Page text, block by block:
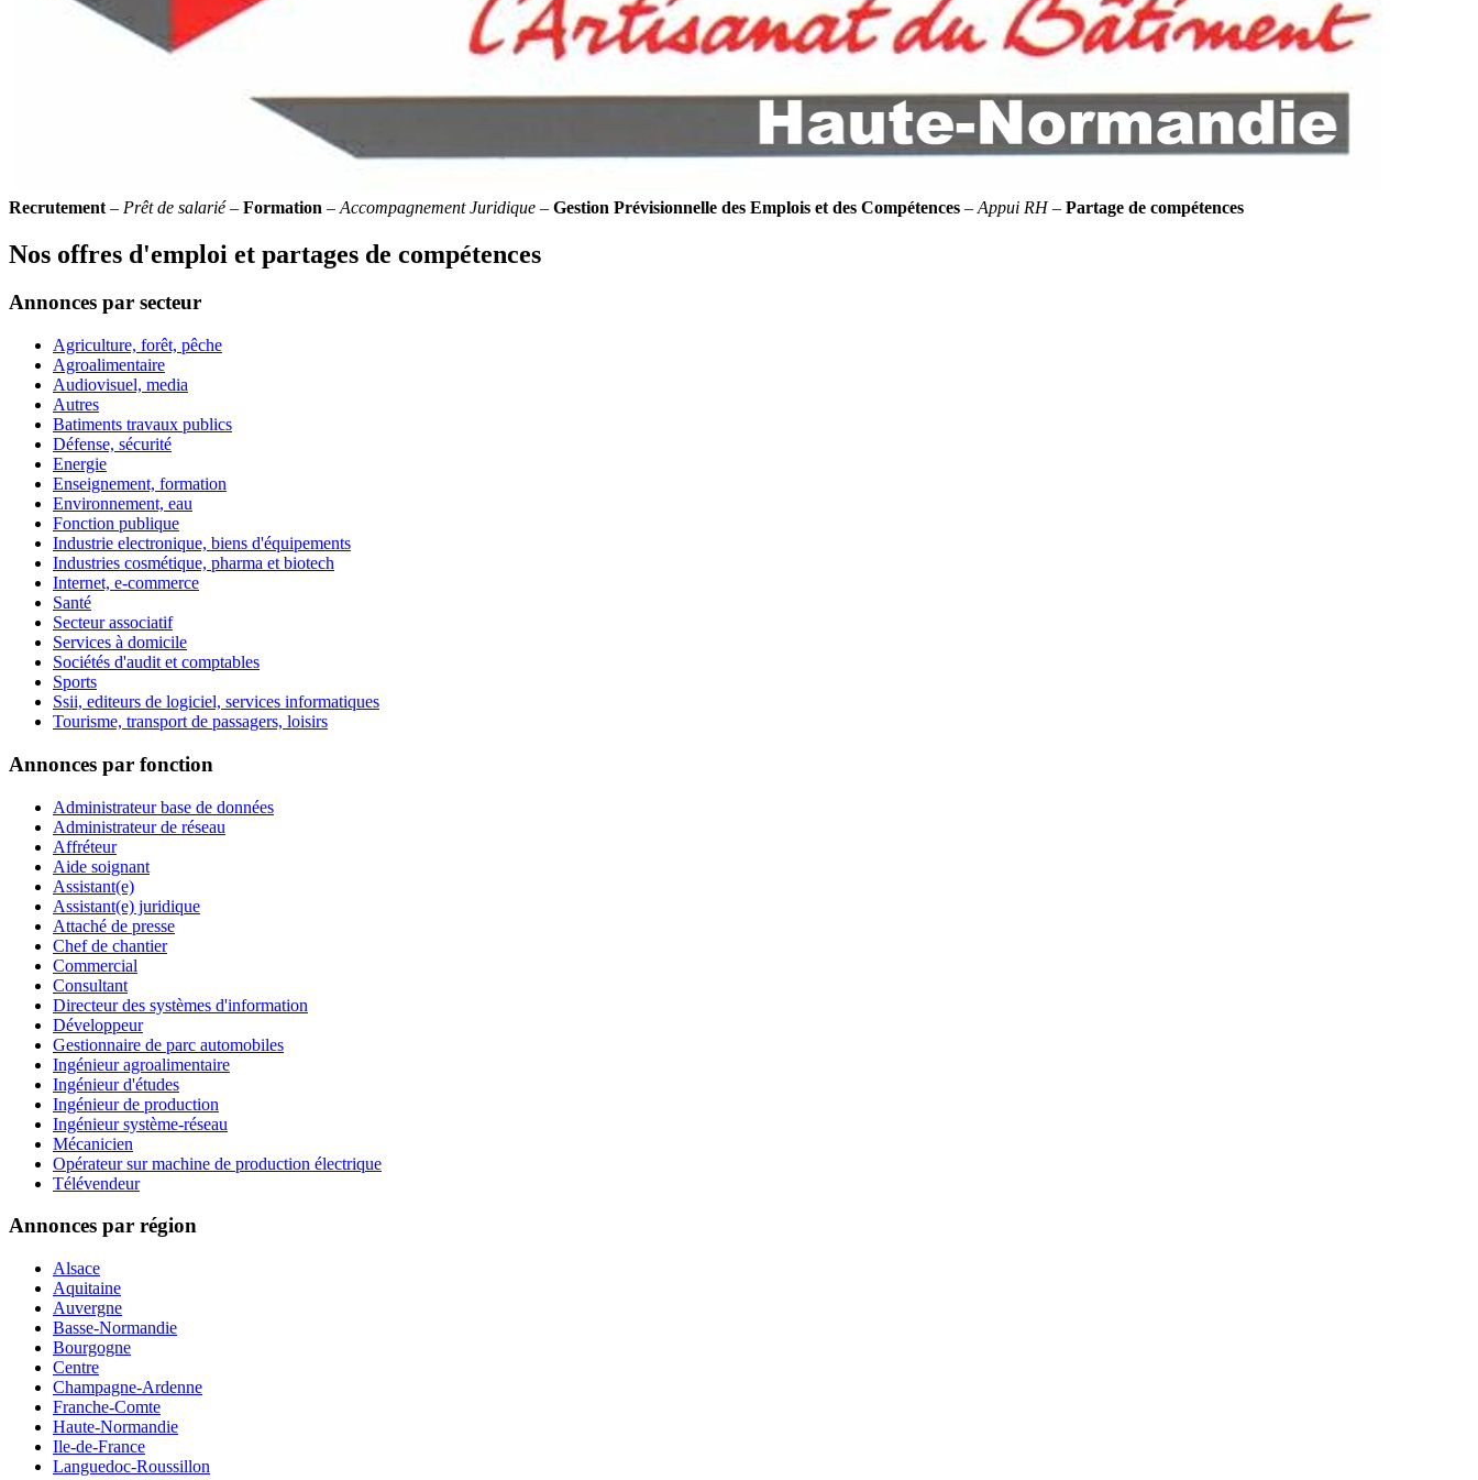
Recrutement – Prêt de salarié– Formation – Accompagnement Juridique – Gestion Prévisionnelle des Emplois et des Compétences – Appui RH– Partage de compétences
Nos offres d'emploi et partages de compétences
Annonces par secteur
Agriculture, forêt, pêche
Agroalimentaire
Audiovisuel, media
Autres
Batiments travaux publics
Défense, sécurité
Energie
Enseignement, formation
Environnement, eau
Fonction publique
Industrie electronique, biens d'équipements
Industries cosmétique, pharma et biotech
Internet, e-commerce
Santé
Secteur associatif
Services à domicile
Sociétés d'audit et comptables
Sports
Ssii, editeurs de logiciel, services informatiques
Tourisme, transport de passagers, loisirs
Annonces par fonction
Administrateur base de données
Administrateur de réseau
Affréteur
Aide soignant
Assistant(e)
Assistant(e) juridique
Attaché de presse
Chef de chantier
Commercial
Consultant
Directeur des systèmes d'information
Développeur
Gestionnaire de parc automobiles
Ingénieur agroalimentaire
Ingénieur d'études
Ingénieur de production
Ingénieur système-réseau
Mécanicien
Opérateur sur machine de production électrique
Télévendeur
Annonces par région
Alsace
Aquitaine
Auvergne
Basse-Normandie
Bourgogne
Centre
Champagne-Ardenne
Franche-Comte
Haute-Normandie
Ile-de-France
Languedoc-Roussillon